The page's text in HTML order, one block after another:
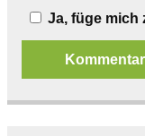
Ja, füge mich